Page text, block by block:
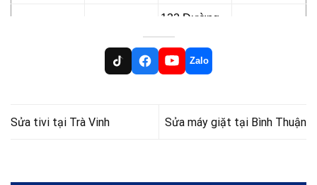
Cần Thơ
132 Đường
B25, KĐC
91B, P. An
Khánh, Ninh
Cần Thơ
Zalo
Sửa tivi tại Trà Vinh Sửa máy giặt tại Bình Thuận